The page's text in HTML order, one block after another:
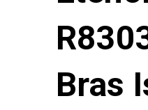
Bras